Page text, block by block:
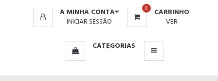
A MINHA CONTA
INICIAR SESSÃO
0
CARRINHO
VER
CATEGORIAS